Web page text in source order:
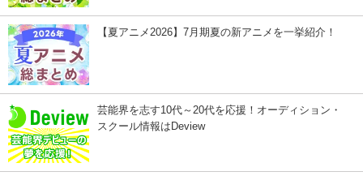
【夏アニメ2026】7月期夏の新アニメを一挙紹介！
芸能界を志す10代～20代を応援！オーディション・
スクール情報はDeview